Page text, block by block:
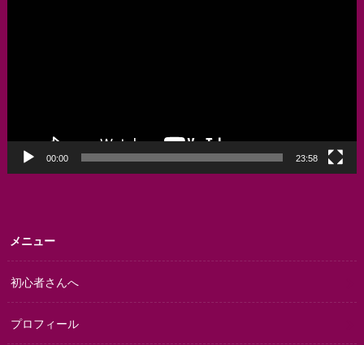
00:00 23:58
メニュー
初心者さんへ
プロフィール